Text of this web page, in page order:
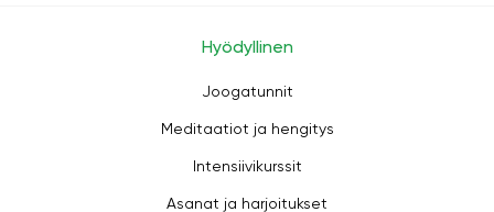
Hyödyllinen
Joogatunnit
Meditaatiot ja hengitys
Intensiivikurssit
Asanat ja harjoitukset